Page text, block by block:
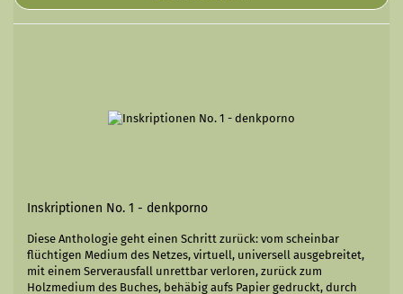
Inskriptionen No. 1 - denkporno
Diese Anthologie geht einen Schritt zurück: vom scheinbar
flüchtigen Medium des Netzes, virtuell, universell ausgebreitet,
mit einem Serverausfall unrettbar verloren, zurück zum
Holzmedium des Buches, behäbig aufs Papier gedruckt, durch